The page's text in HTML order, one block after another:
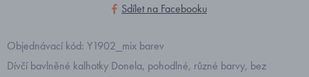
Sdílet na Facebooku
Objednávací kód: Y1902_mix barev
Dívčí bavlněné kalhotky Donela, pohodlné, různé barvy, bez